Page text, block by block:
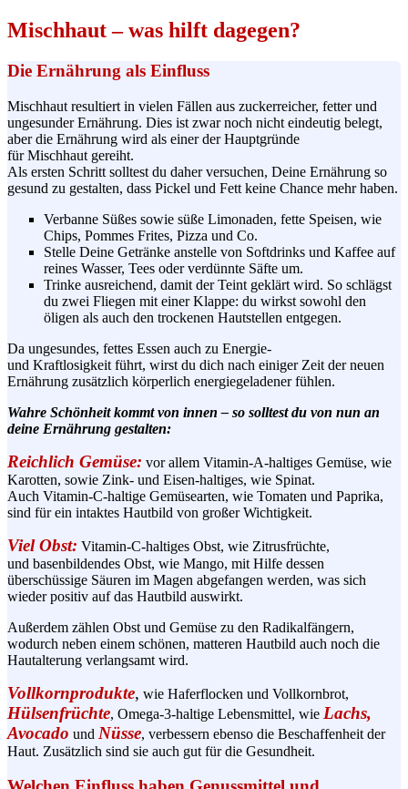
Mischhaut – was hilft dagegen?
Die Ernährung als Einfluss
Mischhaut resultiert in vielen Fällen aus zuckerreicher, fetter und
ungesunder Ernährung. Dies ist zwar noch nicht eindeutig belegt,
aber die Ernährung wird als einer der Hauptgründe
für Mischhaut gereiht.
Als ersten Schritt solltest du daher versuchen, Deine Ernährung so
gesund zu gestalten, dass Pickel und Fett keine Chance mehr haben.
Verbanne Süßes sowie süße Limonaden, fette Speisen, wie
Chips, Pommes Frites, Pizza und Co.
Stelle Deine Getränke anstelle von Softdrinks und Kaffee auf
reines Wasser, Tees oder verdünnte Säfte um.
Trinke ausreichend, damit der Teint geklärt wird. So schlägst
du zwei Fliegen mit einer Klappe: du wirkst sowohl den
öligen als auch den trockenen Hautstellen entgegen.
Da ungesundes, fettes Essen auch zu Energie-
und Kraftlosigkeit führt, wirst du dich nach einiger Zeit der neuen
Ernährung zusätzlich körperlich energiegeladener fühlen.
Wahre Schönheit kommt von innen – so solltest du von nun an
deine Ernährung gestalten:
Reichlich Gemüse: vor allem Vitamin-A-haltiges Gemüse, wie
Karotten, sowie Zink- und Eisen-haltiges, wie Spinat.
Auch Vitamin-C-haltige Gemüsearten, wie Tomaten und Paprika,
sind für ein intaktes Hautbild von großer Wichtigkeit.
Viel Obst: Vitamin-C-haltiges Obst, wie Zitrusfrüchte,
und basenbildendes Obst, wie Mango, mit Hilfe dessen
überschüssige Säuren im Magen abgefangen werden, was sich
wieder positiv auf das Hautbild auswirkt.
Außerdem zählen Obst und Gemüse zu den Radikalfängern,
wodurch neben einem schönen, matteren Hautbild auch noch die
Hautalterung verlangsamt wird.
Vollkornprodukte, wie Haferflocken und Vollkornbrot,
Hülsenfrüchte, Omega-3-haltige Lebensmittel, wie Lachs,
Avocado und Nüsse, verbessern ebenso die Beschaffenheit der
Haut. Zusätzlich sind sie auch gut für die Gesundheit.